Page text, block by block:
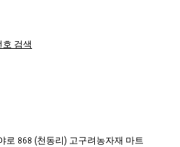
검색
로 868 (천동리) 고구려농자재 마트